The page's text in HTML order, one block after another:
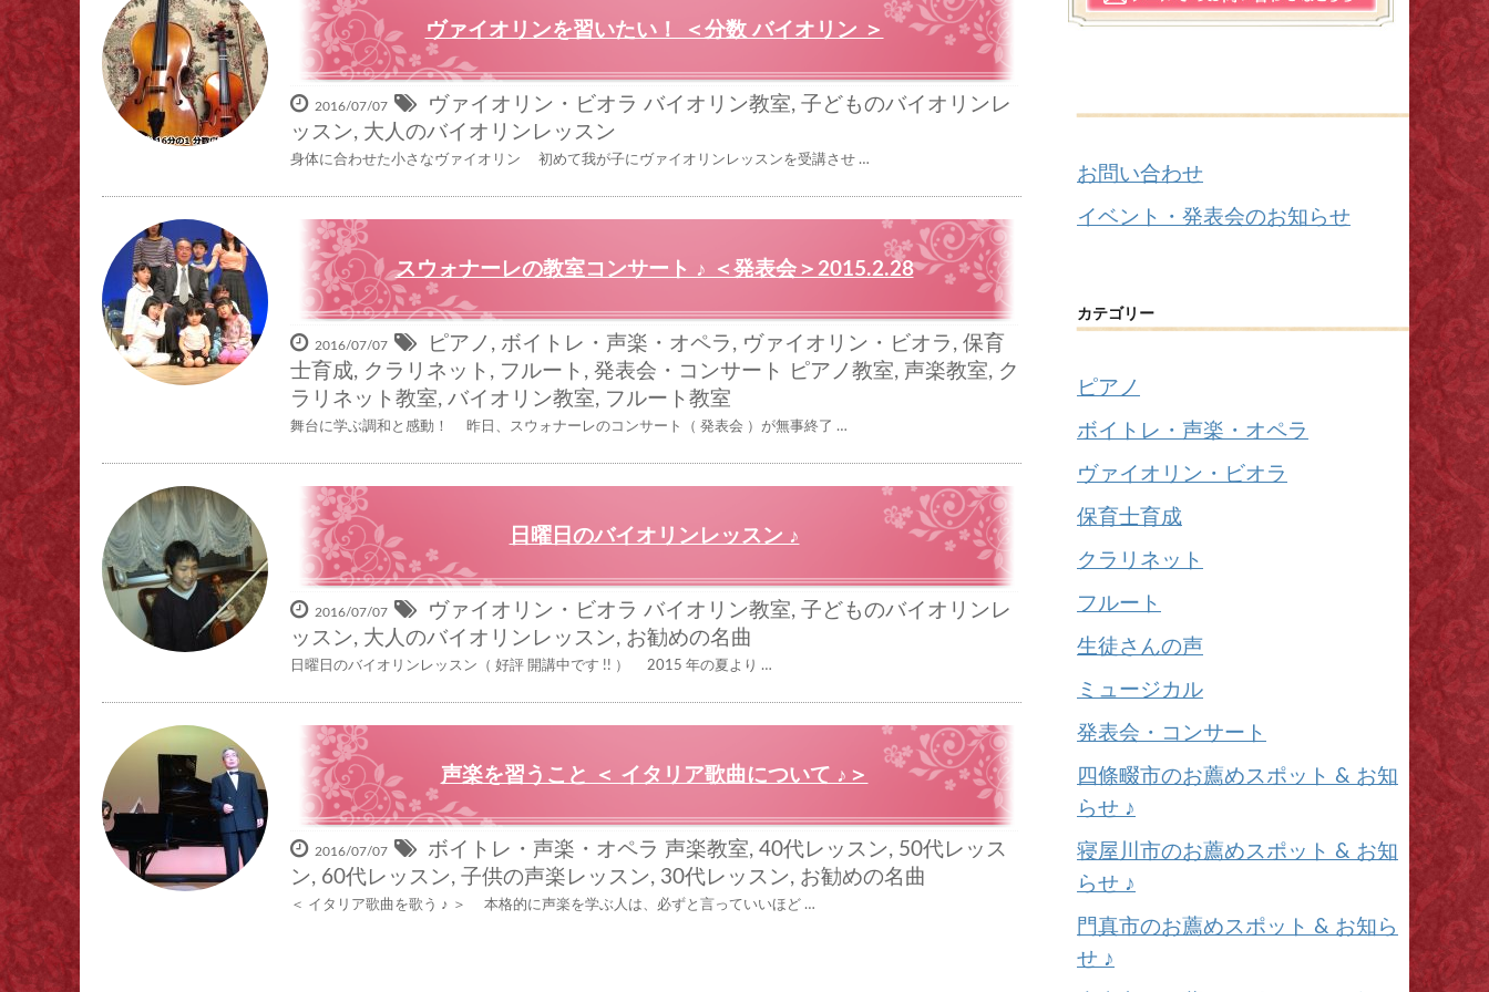
ヴァイオリンを習いたい！ ＜分数 バイオリン ＞
2016/07/07 ヴァイオリン・ビオラ バイオリン教室, 子どものバイオリンレ
ッスン, 大人のバイオリンレッスン
身体に合わせた小さなヴァイオリン 初めて我が子にヴァイオリンレッスンを受講させ …
スウォナーレの教室コンサート ♪ ＜発表会＞2015.2.28
2016/07/07 ピアノ , ボイトレ・声楽・オペラ , ヴァイオリン・ビオラ , 保育
士育成, クラリネット , フルート , 発表会・コンサート ピアノ教室, 声楽教室, ク
ラリネット教室, バイオリン教室, フルート教室
舞台に学ぶ調和と感動！ 昨日、スウォナーレのコンサート（ 発表会 ）が無事終了 …
日曜日のバイオリンレッスン ♪
2016/07/07 ヴァイオリン・ビオラ バイオリン教室, 子どものバイオリンレ
ッスン, 大人のバイオリンレッスン, お勧めの名曲
日曜日のバイオリンレッスン（ 好評 開講中です !! ） 2015 年の夏より …
声楽を習うこと ＜ イタリア歌曲について ♪＞
2016/07/07 ボイトレ・声楽・オペラ 声楽教室, 40代レッスン, 50代レッス
ン, 60代レッスン, 子供の声楽レッスン, 30代レッスン, お勧めの名曲
＜ イタリア歌曲を歌う ♪ ＞ 本格的に声楽を学ぶ人は、必ずと言っていいほど …
お問い合わせ
イベント・発表会のお知らせ
カテゴリー
ピアノ
ボイトレ・声楽・オペラ
ヴァイオリン・ビオラ
保育士育成
クラリネット
フルート
生徒さんの声
ミュージカル
発表会・コンサート
四條畷市のお薦めスポット & お知
らせ ♪
寝屋川市のお薦めスポット & お知
らせ ♪
門真市のお薦めスポット & お知ら
せ ♪